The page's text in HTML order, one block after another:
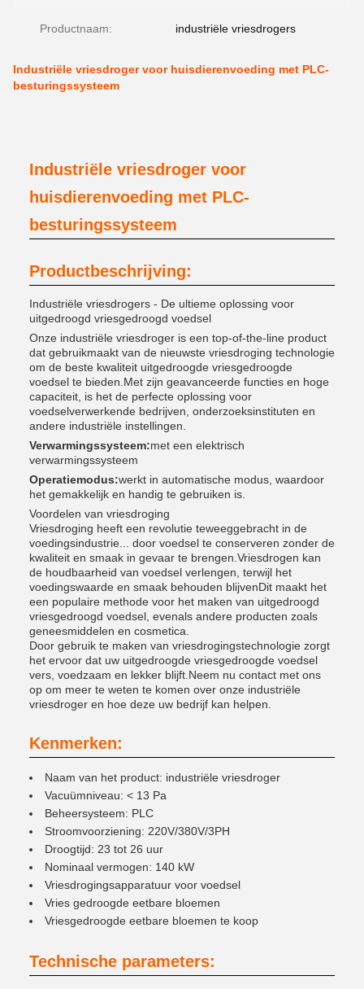
Productnaam: industriële vriesdrogers
Industriële vriesdroger voor huisdierenvoeding met PLC-
besturingssysteem
Industriële vriesdroger voor
huisdierenvoeding met PLC-
besturingssysteem
Productbeschrijving:
Industriële vriesdrogers - De ultieme oplossing voor
uitgedroogd vriesgedroogd voedsel
Onze industriële vriesdroger is een top-of-the-line product
dat gebruikmaakt van de nieuwste vriesdroging technologie
om de beste kwaliteit uitgedroogde vriesgedroogde
voedsel te bieden.Met zijn geavanceerde functies en hoge
capaciteit, is het de perfecte oplossing voor
voedselverwerkende bedrijven, onderzoeksinstituten en
andere industriële instellingen.
Verwarmingssysteem:met een elektrisch
verwarmingssysteem
Operatiemodus:werkt in automatische modus, waardoor
het gemakkelijk en handig te gebruiken is.
Voordelen van vriesdroging
Vriesdroging heeft een revolutie teweeggebracht in de
voedingsindustrie... door voedsel te conserveren zonder de
kwaliteit en smaak in gevaar te brengen.Vriesdrogen kan
de houdbaarheid van voedsel verlengen, terwijl het
voedingswaarde en smaak behouden blijvenDit maakt het
een populaire methode voor het maken van uitgedroogd
vriesgedroogd voedsel, evenals andere producten zoals
geneesmiddelen en cosmetica.
Door gebruik te maken van vriesdrogingstechnologie zorgt
het ervoor dat uw uitgedroogde vriesgedroogde voedsel
vers, voedzaam en lekker blijft.Neem nu contact met ons
op om meer te weten te komen over onze industriële
vriesdroger en hoe deze uw bedrijf kan helpen.
Kenmerken:
Naam van het product: industriële vriesdroger
Vacuümniveau: < 13 Pa
Beheersysteem: PLC
Stroomvoorziening: 220V/380V/3PH
Droogtijd: 23 tot 26 uur
Nominaal vermogen: 140 kW
Vriesdrogingsapparatuur voor voedsel
Vries gedroogde eetbare bloemen
Vriesgedroogde eetbare bloemen te koop
Technische parameters: